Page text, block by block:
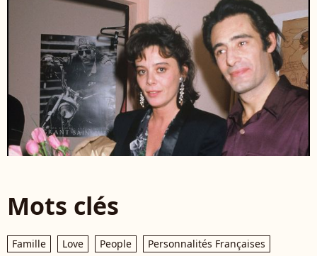
Mots clés
Famille Love People
Personnalités Françaises